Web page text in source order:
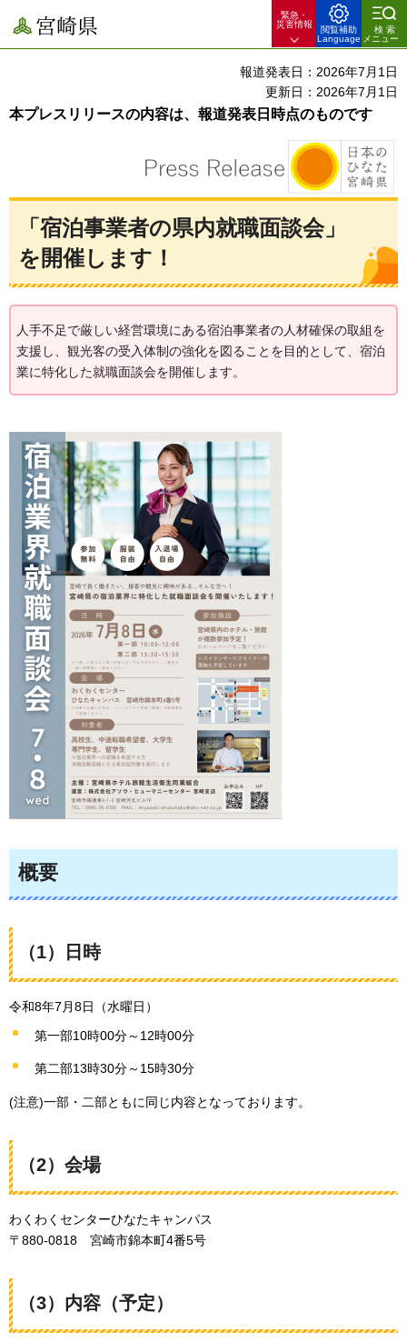
宮崎県
緊急・
災害情報
閲覧補助
Language
検索
メニュー
報道発表日：2026年7月1日
更新日：2026年7月1日
本プレスリリースの内容は、報道発表日時点のものです
「宿泊事業者の県内就職面談会」
を開催します！
人手不足で厳しい経営環境にある宿泊事業者の人材確保の取組を
支援し、観光客の受入体制の強化を図ることを目的として、宿泊
業に特化した就職面談会を開催します。
概要
（1）日時
令和8年7月8日（水曜日）
第一部10時00分～12時00分
第二部13時30分～15時30分
(注意)一部・二部ともに同じ内容となっております。
（2）会場
わくわくセンターひなたキャンパス
〒880-0818
宮崎市錦本町4番5号
（3）内容（予定）